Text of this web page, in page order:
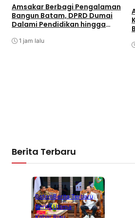
Amsakar Berbagi Pengalaman
Bangun Batam, DPRD Dumai
Dalami Pendidikan hingga
1 jam lalu
Berita Terbaru
BatamBerita Terbaru
Berita Utama